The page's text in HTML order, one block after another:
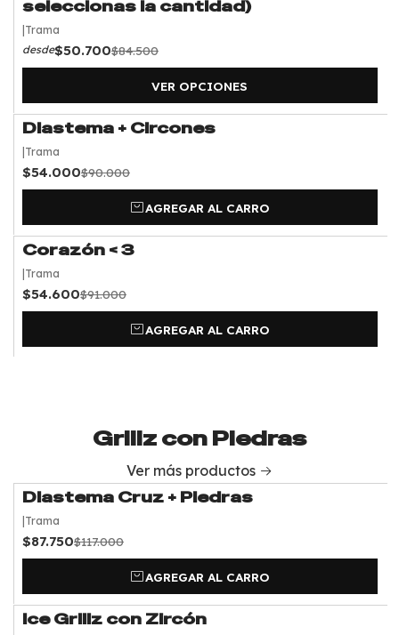
seleccionas la cantidad)
Trama
desde$50.700$84.500
VER OPCIONES
-40%OFF
Diastema + Circones
Trama
$54.000$90.000
AGREGAR AL CARRO
-40%OFF
Corazón < 3
Trama
$54.600$91.000
AGREGAR AL CARRO
Grillz con Piedras
Ver más productos
-25%OFF
Diastema Cruz + Piedras
Trama
$87.750$117.000
AGREGAR AL CARRO
-25%OFF
Ice Grillz con Zircón